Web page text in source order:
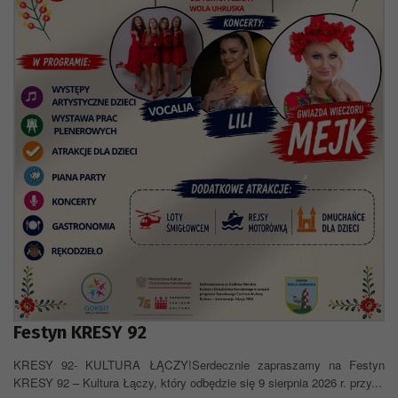
Festyn KRESY 92
KRESY 92- KULTURA ŁĄCZY!Serdecznie zapraszamy na Festyn
KRESY 92 – Kultura Łączy, który odbędzie się 9 sierpnia 2026 r. przy...